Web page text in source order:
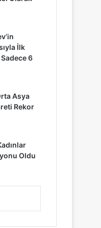
İlk
6
Asya
Rekor
Oldu